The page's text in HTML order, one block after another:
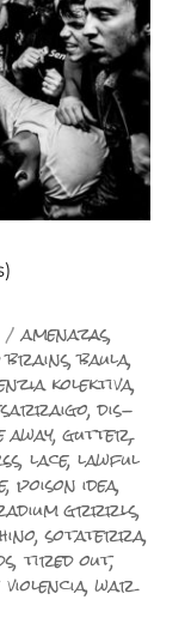
Étiquettes
amenazas,
brains,baula,
kolektiva,
,dis-
away,gutter,
,lace,lawful
,poison idea,
grrrls,
,sotaterra,
,tired out,
violencia,war